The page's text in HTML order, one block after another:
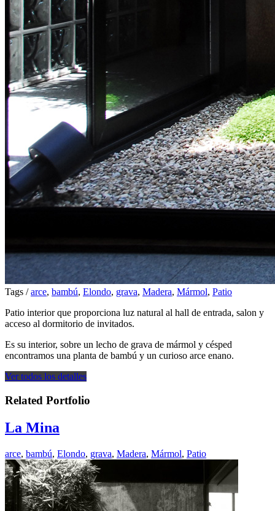
Tags / arce, bambú, Elondo, grava, Madera, Mármol, Patio
Patio interior que proporciona luz natural al hall de entrada, salon y
acceso al dormitorio de invitados.
Es su interior, sobre un lecho de grava de mármol y césped
encontramos una planta de bambú y un curioso arce enano.
Ver todos los detalles
Related Portfolio
La Mina
arce, bambú, Elondo, grava, Madera, Mármol, Patio